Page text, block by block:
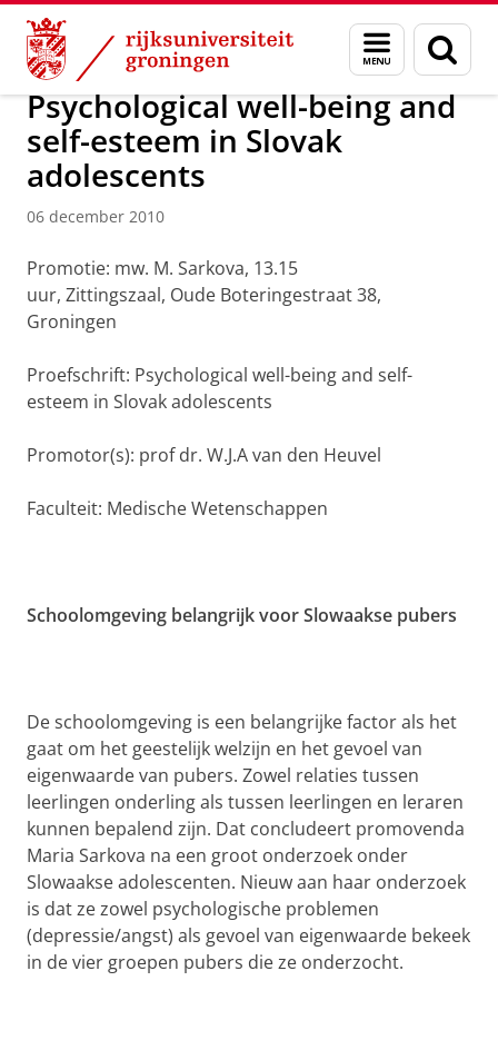
Skip
Content
Skip
Navigation
Menu
en
zoeken
Over ons Actueel Nieuws Nieuwsberichten
Psychological well-being and
self-esteem in Slovak
adolescents
06 december 2010
Promotie: mw. M. Sarkova, 13.15
uur, Zittingszaal, Oude Boteringestraat 38,
Groningen
Proefschrift: Psychological well-being and self-
esteem in Slovak adolescents
Promotor(s): prof dr. W.J.A van den Heuvel
Faculteit: Medische Wetenschappen
Schoolomgeving belangrijk voor Slowaakse pubers
De schoolomgeving is een belangrijke factor als het
gaat om het geestelijk welzijn en het gevoel van
eigenwaarde van pubers. Zowel relaties tussen
leerlingen onderling als tussen leerlingen en leraren
kunnen bepalend zijn. Dat concludeert promovenda
Maria Sarkova na een groot onderzoek onder
Slowaakse adolescenten. Nieuw aan haar onderzoek
is dat ze zowel psychologische problemen
(depressie/angst) als gevoel van eigenwaarde bekeek
in de vier groepen pubers die ze onderzocht.